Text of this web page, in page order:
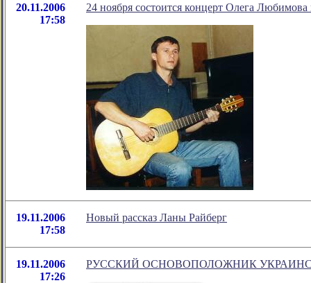
20.11.2006
17:58
24 ноября состоится концерт Олега
19.11.2006
17:58
Новый рассказ Ланы Райберг
19.11.2006
17:26
РУССКИЙ ОСНОВОПОЛОЖНИК